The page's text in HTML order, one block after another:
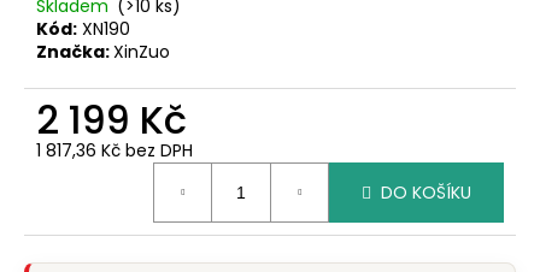
Skladem (>10 ks)
Kód: XN190
Značka:XinZuo
2 199 Kč
1 817,36 Kč bez DPH
DO KOŠÍKU